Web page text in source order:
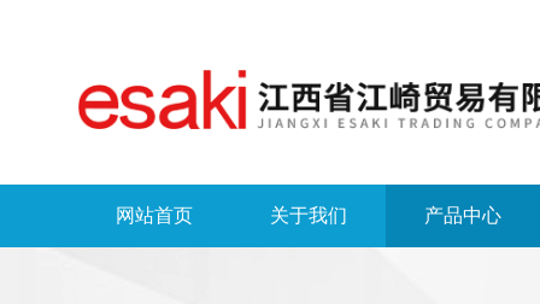
网站首页 关于我们 产品中心